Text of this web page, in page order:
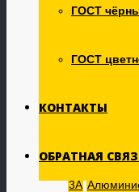
ГОСТ
ГОСТ
КОНТАКТЫ
ОБРАТНАЯ
Метки
3А